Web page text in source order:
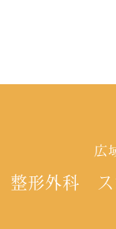
広
整形外科 ス